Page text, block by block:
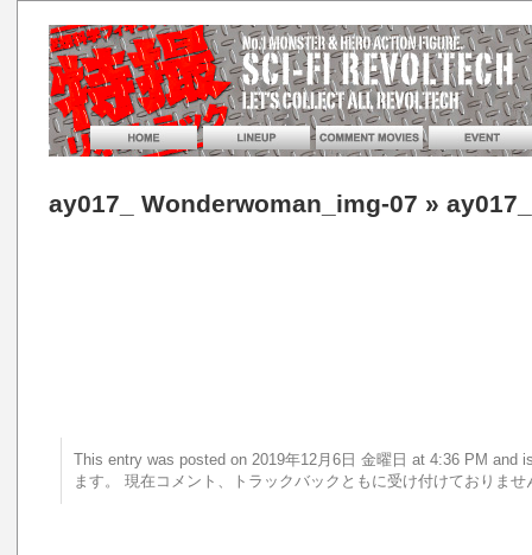
ay017_ Wonderwoman_img-07 »
This entry was posted on 2019年12月6日 金曜日 at 4:36 PM
ます。 現在コメント、トラックバックともに受け付けておりませ